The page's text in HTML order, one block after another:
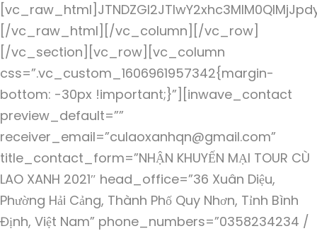
[/vc_raw_html][/vc_column][/vc_row]
[/vc_section][vc_row][vc_column
css=”.vc_custom_1606961957342{margin-
bottom: -30px !important;}”][inwave_contact
preview_default=””
receiver_email=”culaoxanhqn@gmail.com”
title_contact_form=”NHẬN KHUYẾN MẠI TOUR CÙ
LAO XANH 2021″ head_office=”36 Xuân Diệu,
Phường Hải Cảng, Thành Phố Quy Nhơn, Tỉnh Bình
Định, Việt Nam” phone_numbers=”0358234234 /